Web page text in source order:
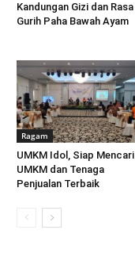
Kandungan Gizi dan Rasa
Gurih Paha Bawah Ayam
Ragam
UMKM Idol, Siap Mencari
UMKM dan Tenaga
Penjualan Terbaik